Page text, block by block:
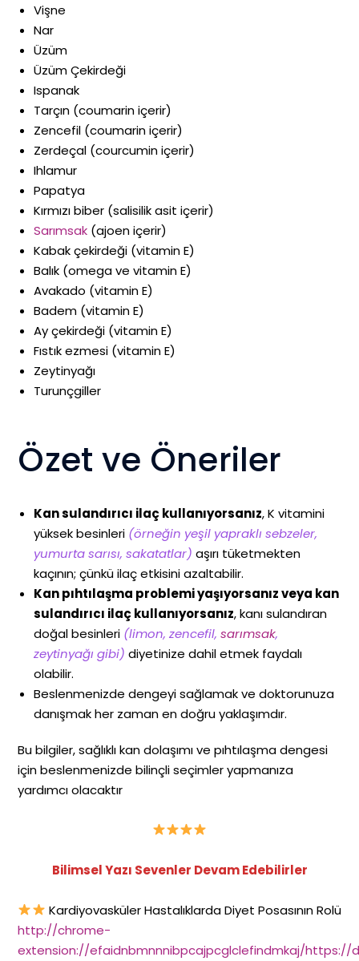
Vişne
Nar
Üzüm
Üzüm Çekirdeği
Ispanak
Tarçın (coumarin içerir)
Zencefil (coumarin içerir)
Zerdeçal (courcumin içerir)
Ihlamur
Papatya
Kırmızı biber (salisilik asit içerir)
Sarımsak (ajoen içerir)
Kabak çekirdeği (vitamin E)
Balık (omega ve vitamin E)
Avakado (vitamin E)
Badem (vitamin E)
Ay çekirdeği (vitamin E)
Fıstık ezmesi (vitamin E)
Zeytinyağı
Turunçgiller
Özet ve Öneriler
Kan sulandırıcı ilaç kullanıyorsanız, K vitamini
yüksek besinleri (örneğin yeşil yapraklı sebzeler,
yumurta sarısı, sakatatlar)aşırı tüketmekten
kaçının; çünkü ilaç etkisini azaltabilir.
Kan pıhtılaşma problemi yaşıyorsanız veya kan
sulandırıcı ilaç kullanıyorsanız, kanı sulandıran
doğal besinleri (limon, zencefil,sarımsak,
zeytinyağı gibi) diyetinize dahil etmek faydalı
olabilir.
Beslenmenizde dengeyi sağlamak ve doktorunuza
danışmak her zaman en doğru yaklaşımdır.
Bu bilgiler, sağlıklı kan dolaşımı ve pıhtılaşma dengesi
için beslenmenizde bilinçli seçimler yapmanıza
yardımcı olacaktır
Bilimsel Yazı Sevenler Devam Edebilirler
Kardiyovasküler Hastalıklarda Diyet Posasının Rolü
http://chrome-
extension://efaidnbmnnnibpcajpcglclefindmkaj/